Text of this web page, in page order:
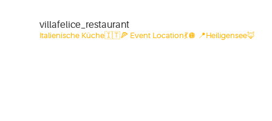
villafelice_restaurant
Italienische Küche🇮🇹🍕 Event Location💃🪩 📍Heiligensee🦊